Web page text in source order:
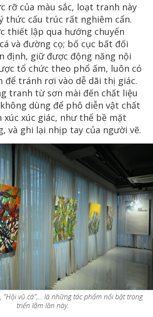
rỡ của màu sắc, loạt tranh này
thức cấu trúc rất nghiêm cẩn.
thiết lập qua hướng chuyển
và đường cọ; bố cục bất đối
định, giữ được động năng nội
tổ chức theo phổ ấm, luôn có
để tránh rơi vào dễ dãi thị giác.
tranh từ sơn mài đến chất liệu
dùng để phô diễn vật chất
xúc xúc giác, như thể bề mặt
và ghi lại nhịp tay của người vẽ.
"Hội vũ cá",... là những tác phẩm nổi bật trong
triển lãm lần này.